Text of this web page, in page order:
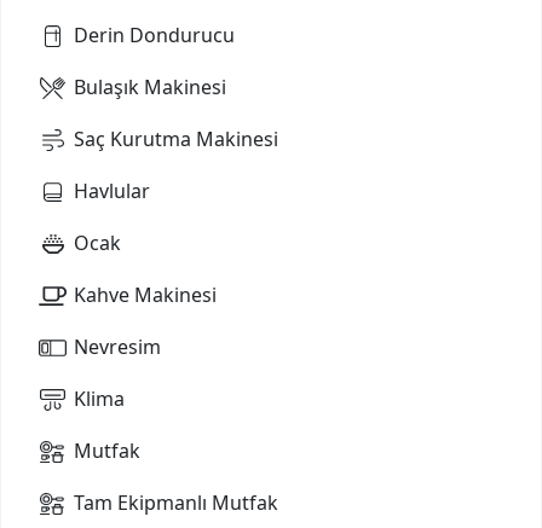
Derin Dondurucu
Bulaşık Makinesi
Saç Kurutma Makinesi
Havlular
Ocak
Kahve Makinesi
Nevresim
Klima
Mutfak
Tam Ekipmanlı Mutfak